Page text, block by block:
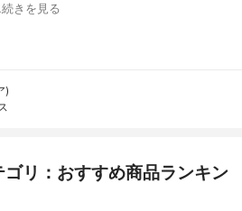
続きを見る
)
リ：おすすめ商品ランキン